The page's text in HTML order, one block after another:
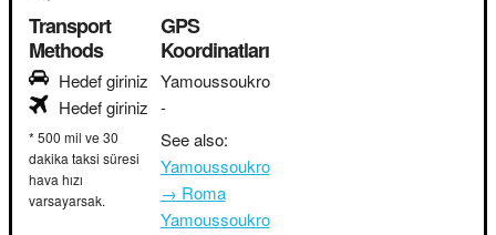
Transport
Methods
Hedef giriniz
Hedef giriniz
* 500 mil ve 30
dakika taksi süresi
hava hızı
varsayarsak.
GPS
Koordinatları
Yamoussoukro
-
See also:
Yamoussoukro
→ Roma
Yamoussoukro